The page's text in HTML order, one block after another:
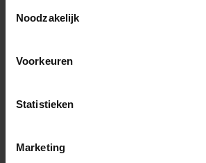
Noodzakelijk
Voorkeuren
Statistieken
Marketing
betrokken. De Hoge Raad oordeelde
kunnen leiden.
“Het hof heeft immers alleen de
schrijven valt aan de verbetering van
gevolge van de, met onverteerde
verbouwingen in de verrekening